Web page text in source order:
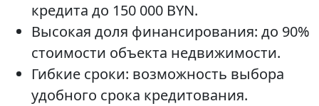
кредита до 150 000 BYN.
Высокая доля финансирования: до 90%
стоимости объекта недвижимости.
Гибкие сроки: возможность выбора
удобного срока кредитования.